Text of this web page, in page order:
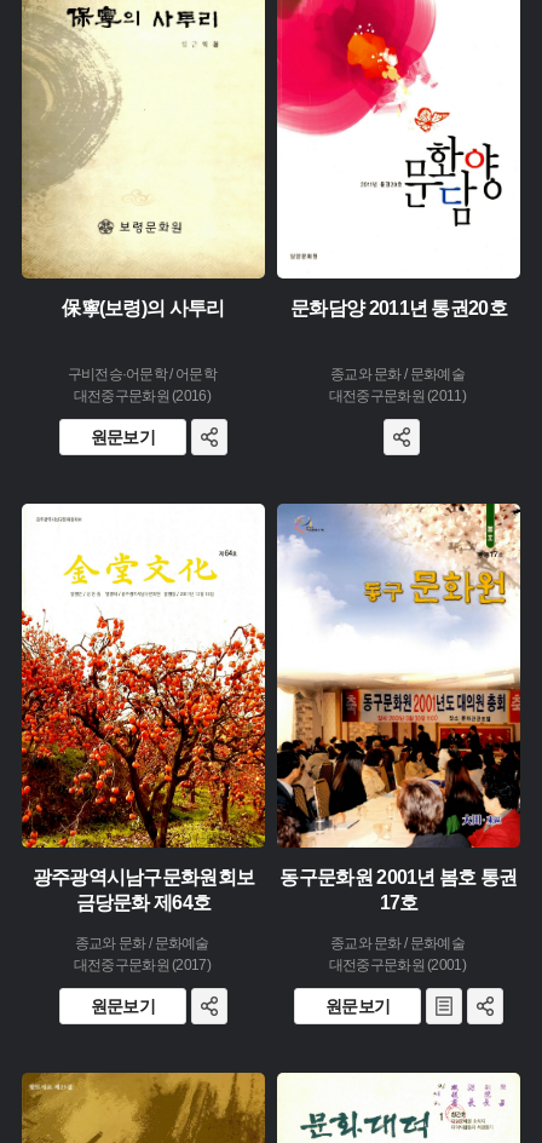
주제 :
유형 :
생산 :
소장 :
保寧(보령)의 사투리
구비전승·어문학 / 어문학
대전중구문화원 (2016)
원문보기
주제 :
유형 :
생산 :
문화담양 2011년 통권20호
종교와 문화 / 문화예술
대전중구문화원 (2011)
주제 :
유형 :
생산 :
소장 :
광주광역시남구문화원회보
금당문화 제64호
종교와 문화 / 문화예술
대전중구문화원 (2017)
원문보기
주제 :
생산 :
동구문화원 2001년 봄호 통권
17호
종교와 문화 / 문화예술
대전중구문화원 (2001)
원문보기